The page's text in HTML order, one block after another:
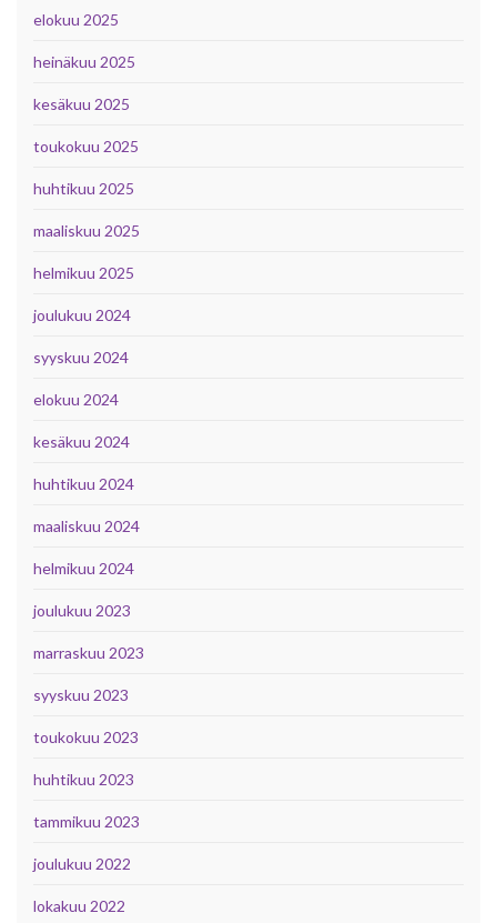
elokuu 2025
heinäkuu 2025
kesäkuu 2025
toukokuu 2025
huhtikuu 2025
maaliskuu 2025
helmikuu 2025
joulukuu 2024
syyskuu 2024
elokuu 2024
kesäkuu 2024
huhtikuu 2024
maaliskuu 2024
helmikuu 2024
joulukuu 2023
marraskuu 2023
syyskuu 2023
toukokuu 2023
huhtikuu 2023
tammikuu 2023
joulukuu 2022
lokakuu 2022